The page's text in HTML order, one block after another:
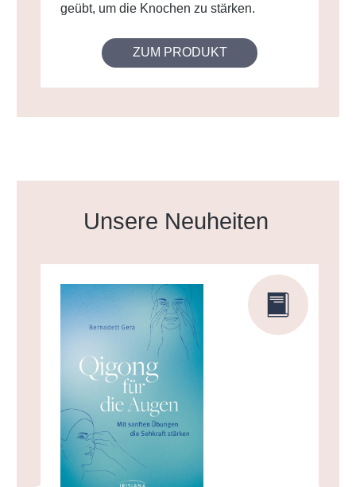
geübt, um die Knochen zu stärken.
ZUM PRODUKT
Produktgalerie überspringen
Unsere Neuheiten